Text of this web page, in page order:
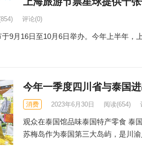
评论(0)
9月16日至10月6日举办。今年上半年，
今年一季度四川省与泰国
消费 2023年6月30日 阅读(654)
观众在泰国馆品味泰国特产零食 泰
苏梅岛作为泰国第三大岛屿，是川